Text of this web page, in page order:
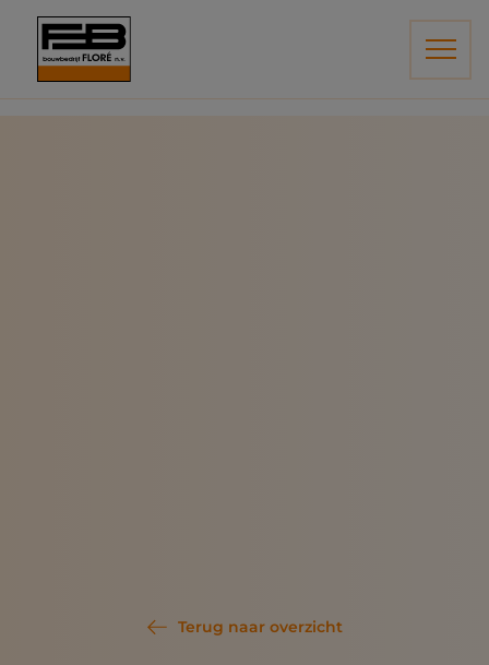
Terug naar overzicht